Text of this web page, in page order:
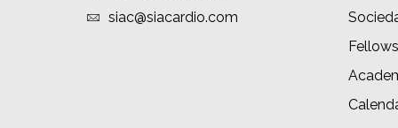
siac@siacardio.com
Fellows